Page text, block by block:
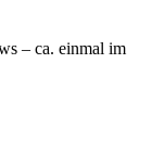
– ca. einmal im